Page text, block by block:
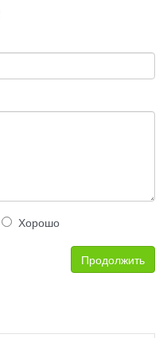
Хорошо
Продолжить